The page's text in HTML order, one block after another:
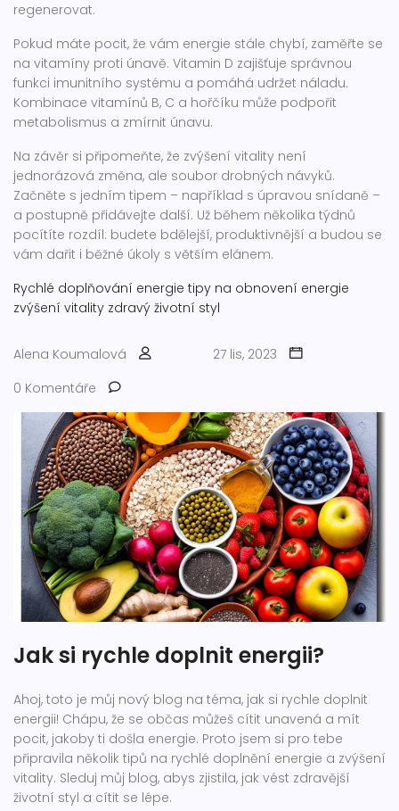
regenerovat.
Pokud máte pocit, že vám energie stále chybí, zaměřte se
na vitamíny proti únavě. Vitamin D zajišťuje správnou
funkci imunitního systému a pomáhá udržet náladu.
Kombinace vitamínů B, C a hořčíku může podpořit
metabolismus a zmírnit únavu.
Na závěr si připomeňte, že zvýšení vitality není
jednorázová změna, ale soubor drobných návyků.
Začněte s jedním tipem – například s úpravou snídaně –
a postupně přidávejte další. Už během několika týdnů
pocítíte rozdíl: budete bdělejší, produktivnější a budou se
vám dařit i běžné úkoly s větším elánem.
Rychlé doplňování energie tipy na obnovení energie
zvýšení vitality zdravý životní styl
Alena Koumalová
27 lis, 2023
0 Komentáře
Jak si rychle doplnit energii?
Ahoj, toto je můj nový blog na téma, jak si rychle doplnit
energii! Chápu, že se občas můžeš cítit unavená a mít
pocit, jakoby ti došla energie. Proto jsem si pro tebe
připravila několik tipů na rychlé doplnění energie a zvýšení
vitality. Sleduj můj blog, abys zjistila, jak vést zdravější
životní styl a cítit se lépe.